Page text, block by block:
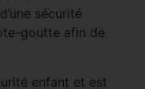
sécurité
goutte afin de
enfant et est